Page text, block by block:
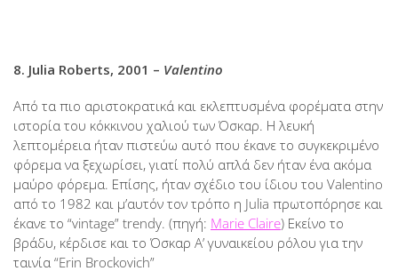
8. Julia Roberts, 2001 – Valentino
Από τα πιο αριστοκρατικά και εκλεπτυσμένα φορέματα στην
ιστορία του κόκκινου χαλιού των Όσκαρ. Η λευκή
λεπτομέρεια ήταν πιστεύω αυτό που έκανε το συγκεκριμένο
φόρεμα να ξεχωρίσει, γιατί πολύ απλά δεν ήταν ένα ακόμα
μαύρο φόρεμα. Επίσης, ήταν σχέδιο του ίδιου του Valentino
από το 1982 και μ’αυτόν τον τρόπο η Julia πρωτοπόρησε και
έκανε το “vintage” trendy. (πηγή: Marie Claire) Εκείνο το
βράδυ, κέρδισε και το Όσκαρ Α’ γυναικείου ρόλου για την
ταινία “Erin Brockovich”